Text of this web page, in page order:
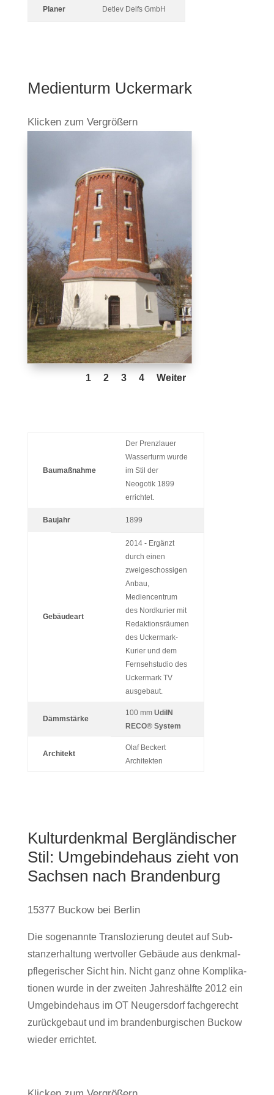
Planer Detlev Delfs GmbH
Medi­en­turm Uckermark
Kli­cken zum Vergrößern
1 2 3 4 Weiter
Baumaßnahme
Der Prenzlauer
Wasserturm wurde
im Stil der
Neogotik 1899
errichtet.
Baujahr 1899
Gebäudeart
2014 - Ergänzt
durch einen
zweigeschossigen
Anbau,
Mediencentrum
des Nordkurier mit
Redaktionsräumen
des Uckermark-
Kurier und dem
Fernsehstudio des
Uckermark TV
ausgebaut.
Dämmstärke
100 mm UdiIN
RECO®System
Architekt
Olaf Beckert
Architekten
Kul­tur­denkmal Berg­län­di­scher
Stil: Umge­bin­de­haus zieht von
Sachsen nach Brandenburg
15377 Buckow bei Berlin
Die soge­nannte Trans­lo­zie­rung deutet auf Sub­
stanz­er­hal­tung wert­voller Gebäude aus denk­mal­
pfle­ge­ri­scher Sicht hin. Nicht ganz ohne Kom­pli­ka­
tionen wurde in der zweiten Jah­res­hälfte 2012 ein
Umge­bin­de­haus im OT Neu­gers­dorf fach­ge­recht
zurück­ge­baut und im bran­den­bur­gi­schen Buckow
wieder errichtet.